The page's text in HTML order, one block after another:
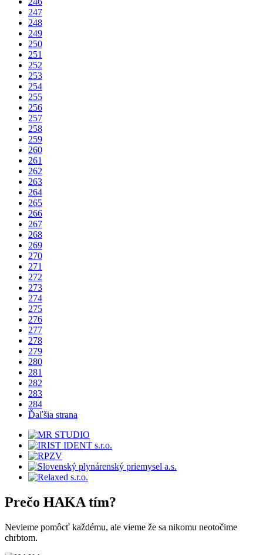
247
248
249
250
251
252
253
254
255
256
257
258
259
260
261
262
263
264
265
266
267
268
269
270
271
272
273
274
275
276
277
278
279
280
281
282
283
284
Ďaľšia strana
Prečo HAKA tím?
Nevieme pomôcť každému, ale vieme že sa nikomu neotočime
chrbtom.